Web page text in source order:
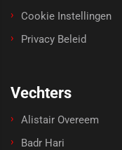
Cookie Instellingen
Privacy Beleid
Vechters
Alistair Overeem
Badr Hari